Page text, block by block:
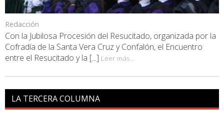
Redacción
Con la Jubilosa Procesión del Resucitado, organizada por la
Cofradía de la Santa Vera Cruz y Confalón, el Encuentro
entre el Resucitado y la [...] Leer más...
LA TERCERA COLUMNA